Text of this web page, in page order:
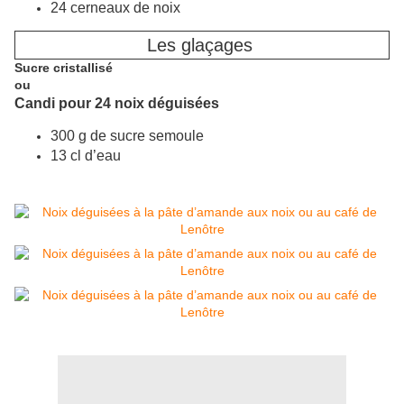
24 cerneaux de noix
Les glaçages
Sucre cristallisé
ou
Candi pour 24 noix déguisées
300 g de sucre semoule
13 cl d’eau